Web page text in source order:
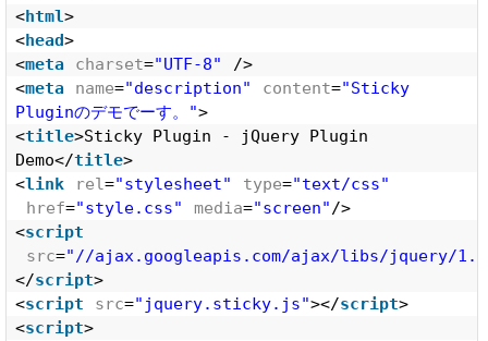
<html>
<head>
<meta charset="UTF-8"
/>
<meta name="description" content="Sticky
Pluginのデモでーす。">
<title>Sticky Plugin - jQuery Plugin
Demo</title>
<link rel="stylesheet" type="text/css"
href="style.css" media="screen"/>
<script
src="//ajax.googleapis.com/ajax/libs/jquery/
</script>
<script src="jquery.sticky.js"></script>
<script>